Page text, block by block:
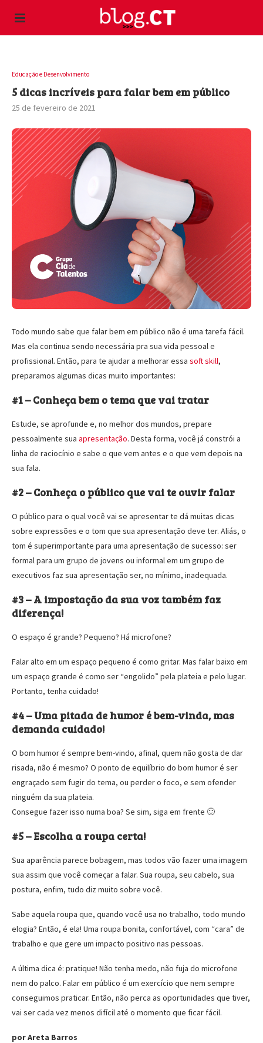
Educação e Desenvolvimento
5 dicas incríveis para falar bem em público
25 de fevereiro de 2021
Todo mundo sabe que falar bem em público não é uma tarefa fácil.
Mas ela continua sendo necessária pra sua vida pessoal e
profissional. Então, para te ajudar a melhorar essa soft skill,
preparamos algumas dicas muito importantes:
#1 – Conheça bem o tema que vai tratar
Estude, se aprofunde e, no melhor dos mundos, prepare
pessoalmente sua apresentação. Desta forma, você já constrói a
linha de raciocínio e sabe o que vem antes e o que vem depois na
sua fala.
#2 – Conheça o público que vai te ouvir falar
O público para o qual você vai se apresentar te dá muitas dicas
sobre expressões e o tom que sua apresentação deve ter. Aliás, o
tom é superimportante para uma apresentação de sucesso: ser
formal para um grupo de jovens ou informal em um grupo de
executivos faz sua apresentação ser, no mínimo, inadequada.
#3 – A impostação da sua voz também faz
diferença!
O espaço é grande? Pequeno? Há microfone?
Falar alto em um espaço pequeno é como gritar. Mas falar baixo em
um espaço grande é como ser “engolido” pela plateia e pelo lugar.
Portanto, tenha cuidado!
#4 – Uma pitada de humor é bem-vinda, mas
demanda cuidado!
O bom humor é sempre bem-vindo, afinal, quem não gosta de dar
risada, não é mesmo? O ponto de equilíbrio do bom humor é ser
engraçado sem fugir do tema, ou perder o foco, e sem ofender
ninguém da sua plateia.
Consegue fazer isso numa boa? Se sim, siga em frente 🙂
#5 – Escolha a roupa certa!
Sua aparência parece bobagem, mas todos vão fazer uma imagem
sua assim que você começar a falar. Sua roupa, seu cabelo, sua
postura, enfim, tudo diz muito sobre você.
Sabe aquela roupa que, quando você usa no trabalho, todo mundo
elogia? Então, é ela! Uma roupa bonita, confortável, com “cara” de
trabalho e que gere um impacto positivo nas pessoas.
A última dica é: pratique! Não tenha medo, não fuja do microfone
nem do palco. Falar em público é um exercício que nem sempre
conseguimos praticar. Então, não perca as oportunidades que tiver,
vai ser cada vez menos difícil até o momento que ficar fácil.
por Areta Barros